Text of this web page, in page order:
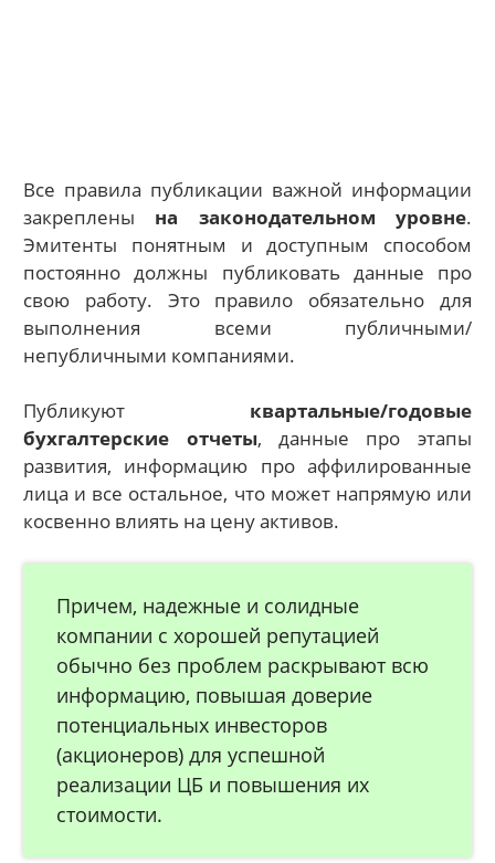
Все правила публикации важной информации
закреплены на законодательном уровне.
Эмитенты понятным и доступным способом
постоянно должны публиковать данные про
свою работу. Это правило обязательно для
выполнения всеми публичными/
непубличными компаниями.
Публикуют квартальные/годовые
бухгалтерские отчеты, данные про этапы
развития, информацию про аффилированные
лица и все остальное, что может напрямую или
косвенно влиять на цену активов.
Причем, надежные и солидные
компании с хорошей репутацией
обычно без проблем раскрывают всю
информацию, повышая доверие
потенциальных инвесторов
(акционеров) для успешной
реализации ЦБ и повышения их
стоимости.